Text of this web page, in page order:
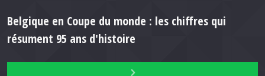
Belgique en Coupe du monde : les chiffres qui
résument 95 ans d'histoire